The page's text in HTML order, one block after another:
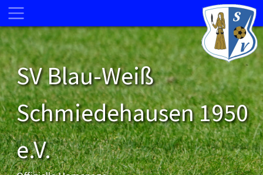
SV Blau-Weiß
Schmiedehausen 1950
e.V.